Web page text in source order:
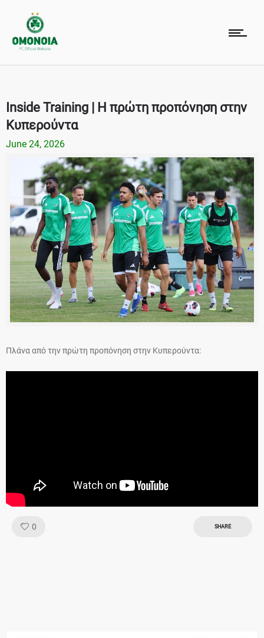
Inside Training | Η πρώτη προπόνηση στην
Κυπερούντα
June 24, 2026
Πλάνα από την πρώτη προπόνηση στην Κυπερούντα:
0 SHARE